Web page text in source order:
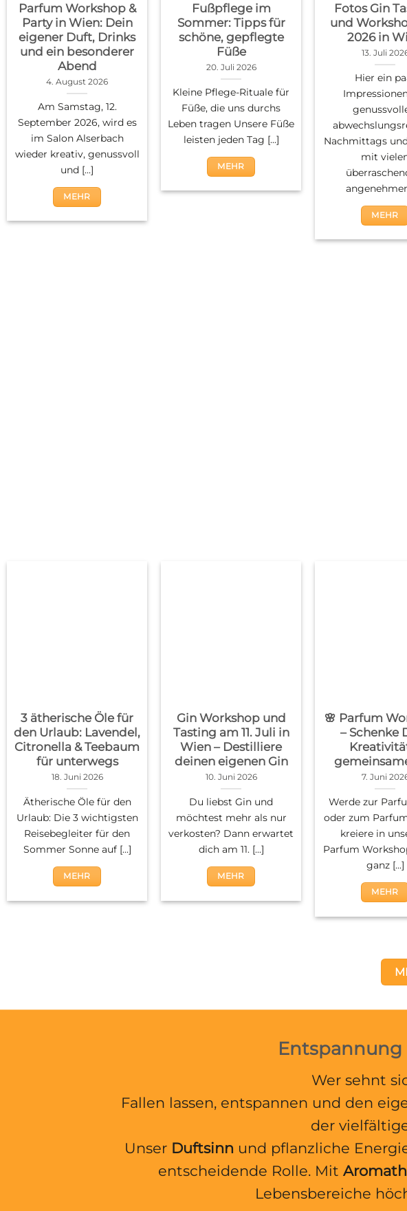
Parfum Workshop &
Party in Wien: Dein
eigener Duft, Drinks
und ein besonderer
Abend
4. August 2026
Am Samstag, 12.
September 2026, wird es
im Salon Alserbach
wieder kreativ, genussvoll
und [...]
MEHR
Fußpflege im
Sommer: Tipps für
schöne, gepflegte
Füße
20. Juli 2026
Kleine Pflege-Rituale für
Füße, die uns durchs
Leben tragen Unsere Füße
leisten jeden Tag [...]
MEHR
Fotos Gin
und
2026 in
13. Juli
Hier ein
Nachmittags
mit
MEHR
3 ätherische Öle für
den Urlaub: Lavendel,
Citronella & Teebaum
für unterwegs
18. Juni 2026
Ätherische Öle für den
Urlaub: Die 3 wichtigsten
Reisebegleiter für den
Sommer Sonne auf [...]
MEHR
Gin Workshop und
Tasting am 11. Juli in
Wien – Destilliere
deinen eigenen Gin
10. Juni 2026
Du liebst Gin und
möchtest mehr als nur
verkosten? Dann erwartet
dich am 11. [...]
MEHR
🌸 Parfum
– Schenke
7. Juni
Werde zur
oder zum
kreiere in
Parfum
ganz [...]
MEHR
Entspannung
Wer sehnt
Fallen lassen, entspannen und den
der
Unser Duftsinn und pflanzliche
entscheidende Rolle. Mit
Lebensbereiche